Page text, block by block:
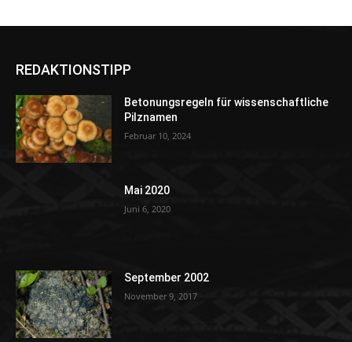
REDAKTIONSTIPP
Betonungsregeln für wissenschaftliche
Pilznamen
Februar 10, 2024
Mai 2020
Juni 6, 2020
September 2002
November 9, 2017